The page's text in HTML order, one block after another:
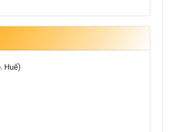
Huế)